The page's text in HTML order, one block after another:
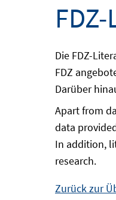
Die FDZ-
FDZ
Darüber
Apart from
data
In addition,
research.
Zurück zur